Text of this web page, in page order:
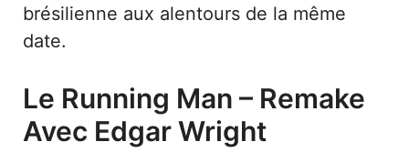
brésilienne aux alentours de la même
date.
Le Running Man – Remake
Avec Edgar Wright